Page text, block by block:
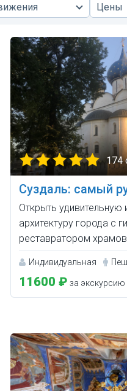
Цены
174
Суздаль: самый
Открыть удивительную
архитектуру города с
реставратором храмов.
Индивидуальная
11600 ₽ за экскурсию